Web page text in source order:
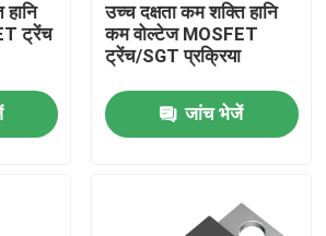
ट्रेंच
उच्च दक्षता कम शक्ति हानि
कम वोल्टेज MOSFET
ट्रेंच/SGT प्रक्रिया
जांच भेजें